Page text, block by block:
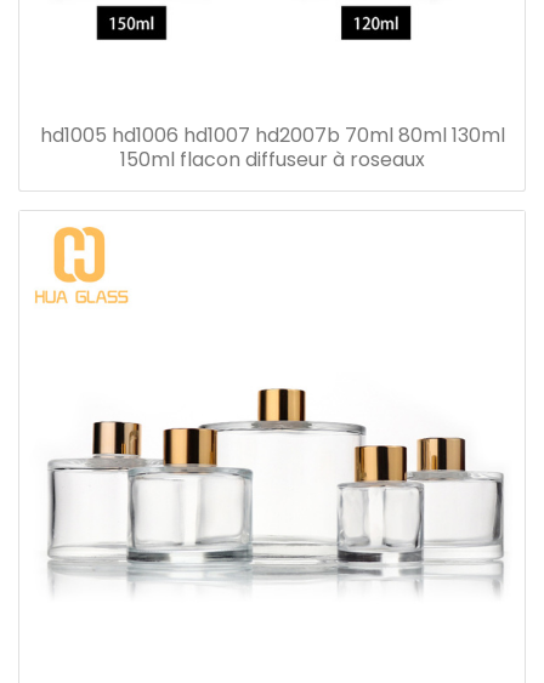
hd1005 hd1006 hd1007 hd2007b 70ml 80ml 130ml
150ml flacon diffuseur à roseaux